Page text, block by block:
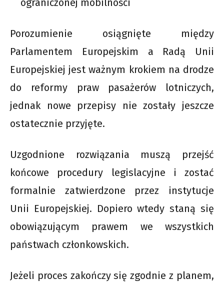
ograniczonej mobilności
Porozumienie osiągnięte między
Parlamentem Europejskim a Radą Unii
Europejskiej jest ważnym krokiem na drodze
do reformy praw pasażerów lotniczych,
jednak nowe przepisy nie zostały jeszcze
ostatecznie przyjęte.
Uzgodnione rozwiązania muszą przejść
końcowe procedury legislacyjne i zostać
formalnie zatwierdzone przez instytucje
Unii Europejskiej. Dopiero wtedy staną się
obowiązującym prawem we wszystkich
państwach członkowskich.
Jeżeli proces zakończy się zgodnie z planem,